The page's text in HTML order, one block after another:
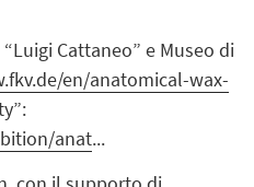
Cattaneo” e Museo di
en/anatomical-wax-
anat...